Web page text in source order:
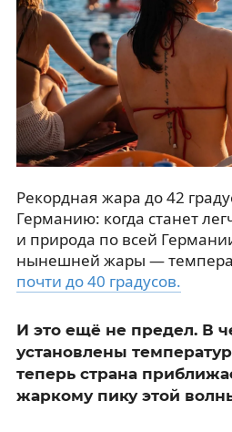
Рекордная жара до 42
Германию: когда станет
и природа по всей
нынешней жары —
почти до 40 градусов.
И это ещё не предел. В
установлены
теперь страна
жаркому пику этой